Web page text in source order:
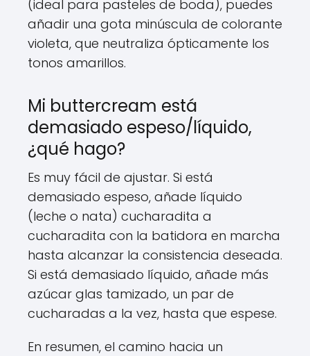
(ideal para pasteles de boda), puedes
añadir una gota minúscula de colorante
violeta, que neutraliza ópticamente los
tonos amarillos.
Mi buttercream está
demasiado espeso/líquido,
¿qué hago?
Es muy fácil de ajustar. Si está
demasiado espeso, añade líquido
(leche o nata) cucharadita a
cucharadita con la batidora en marcha
hasta alcanzar la consistencia deseada.
Si está demasiado líquido, añade más
azúcar glas tamizado, un par de
cucharadas a la vez, hasta que espese.
En resumen, el camino hacia un